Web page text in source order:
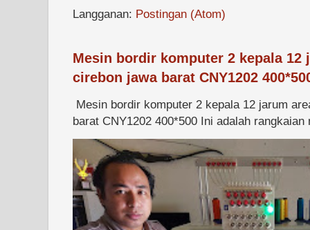
Langganan: Postingan (Atom)
Mesin bordir komputer 2 kepala 12
cirebon jawa barat CNY1202
Mesin bordir komputer 2 kepala 12 jarum
barat CNY1202 400*500 Ini adalah